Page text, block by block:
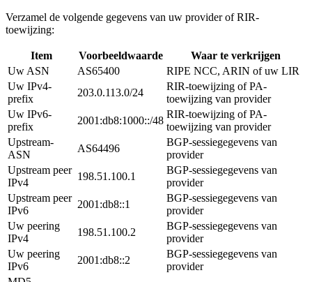
Verzamel de volgende gegevens van uw provider of RIR-
toewijzing:
Item Voorbeeldwaarde
Waar te verkrijgen
Uw ASN
AS65400
RIPE NCC, ARIN of uw LIR
Uw IPv4-
prefix
203.0.113.0/24
RIR-toewijzing of PA-
toewijzing van provider
Uw IPv6-
prefix
2001:db8:1000::/48
RIR-toewijzing of PA-
toewijzing van provider
Upstream-
ASN
AS64496
BGP-sessiegegevens van
provider
Upstream peer
IPv4
198.51.100.1
BGP-sessiegegevens van
provider
Upstream peer
IPv6
2001:db8::1
BGP-sessiegegevens van
provider
Uw peering
IPv4
198.51.100.2
BGP-sessiegegevens van
provider
Uw peering
IPv6
2001:db8::2
BGP-sessiegegevens van
provider